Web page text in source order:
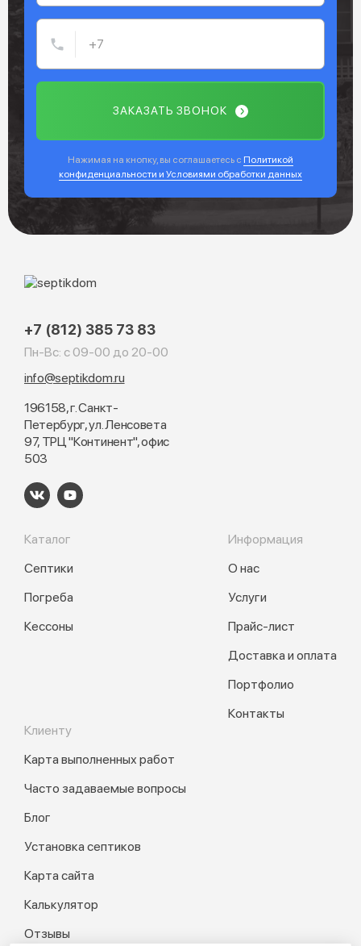
ЗАКАЗАТЬ ЗВОНОК
Нажимая на кнопку, вы соглашаетесь с Политикой
конфиденциальности и Условиями обработки данных
+7 (812) 385 73 83
Пн-Вс: с 09-00 до 20-00
info@septikdom.ru
196158, г. Санкт-
Петербург, ул. Ленсовета
97, ТРЦ "Континент", офис
503
Каталог
Септики
Погреба
Кессоны
Информация
О нас
Услуги
Прайс-лист
Доставка и оплата
Портфолио
Контакты
Клиенту
Карта выполненных работ
Часто задаваемые вопросы
Блог
Установка септиков
Карта сайта
Калькулятор
Отзывы